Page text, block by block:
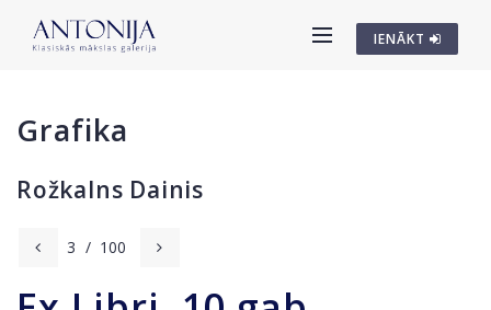
IENĀKT
Grafika
Rožkalns Dainis
3 / 100